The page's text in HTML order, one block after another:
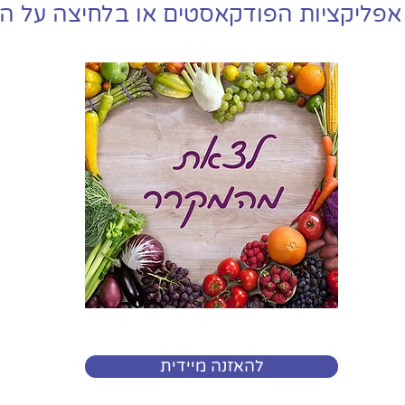
הפודקאסטים או בלחיצה על
להאזנה מיידית